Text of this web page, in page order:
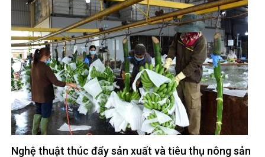
Nghệ thuật thúc đẩy sản xuất và tiêu thụ nông sản